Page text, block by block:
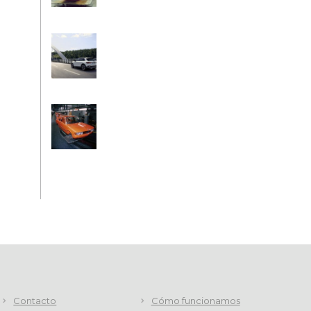
Contacto Cómo funcionamos